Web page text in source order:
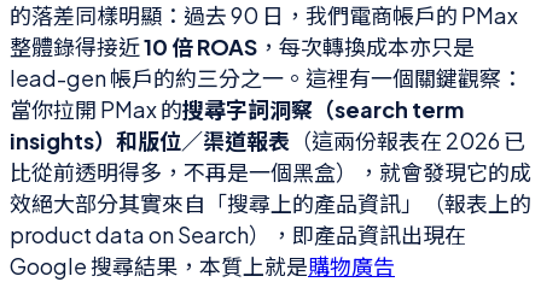
的落差同樣明顯：過去 90 日，我們電商帳戶的 PMax
整體錄得接近10 倍 ROAS ，每次轉換成本亦只是
lead-gen 帳戶的約三分之一。這裡有一個關鍵觀察：
當你拉開 PMax 的搜尋字詞洞察（search term
insights） 和版位／渠道報表 （這兩份報表在 2026 已
比從前透明得多，不再是一個黑盒），就會發現它的成
效絕大部分其實來自「搜尋上的產品資訊」（報表上的
product data on Search），即產品資訊出現在
Google 搜尋結果，本質上就是購物廣告